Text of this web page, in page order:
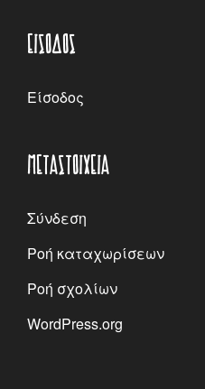
ΕΊΣΟΔΟΣ
Είσοδος
ΜΕΤΑΣΤΟΙΧΕΊΑ
Σύνδεση
Ροή καταχωρίσεων
Ροή σχολίων
WordPress.org